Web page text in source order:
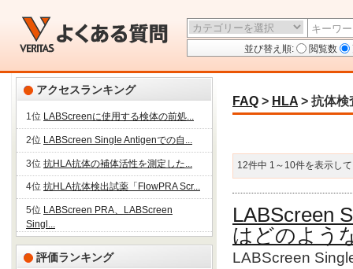
並び替え順: 閲覧数
アクセスランキング
1位 LABScreenに使用する検体の前処...
2位 LABScreen Single Antigenでの自...
3位 抗HLA抗体の補体活性を測定した...
4位 抗HLA抗体検出試薬「FlowPRA Scr...
5位 LABScreen PRA、LABScreen
Singl...
評価ランキング
FAQ > HLA > 抗体検
12件中 1～10件を表示し
LABScreen
はどのよう
LABScreen